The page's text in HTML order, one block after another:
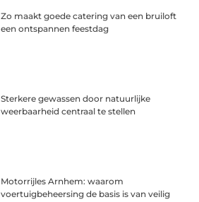
Zo maakt goede catering van een bruiloft
een ontspannen feestdag
Sterkere gewassen door natuurlijke
weerbaarheid centraal te stellen
Motorrijles Arnhem: waarom
voertuigbeheersing de basis is van veilig